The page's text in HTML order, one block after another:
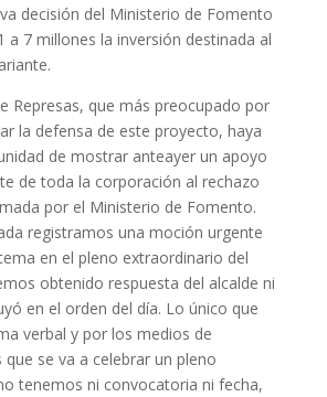
decisión del Ministerio de Fomento
a 7 millones la inversión destinada al
Represas, que más preocupado por
la defensa de este proyecto, haya
de mostrar anteayer un apoyo
de toda la corporación al rechazo
por el Ministerio de Fomento.
registramos una moción urgente
en el pleno extraordinario del
obtenido respuesta del alcalde ni
en el orden del día. Lo único que
verbal y por los medios de
se va a celebrar un pleno
tenemos ni convocatoria ni fecha,